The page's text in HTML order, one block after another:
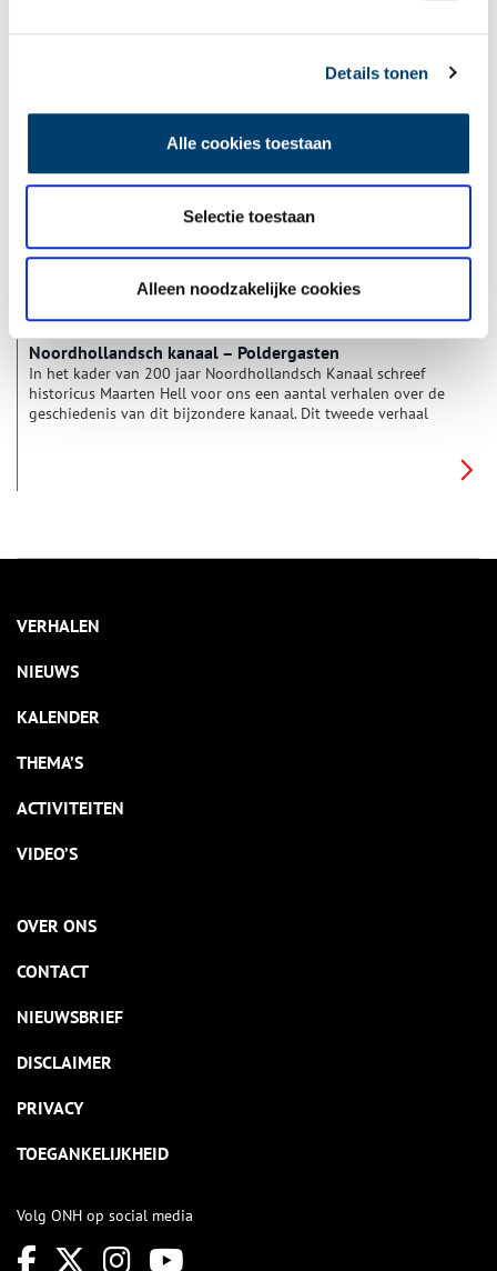
Details tonen
Alle cookies toestaan
Selectie toestaan
Alleen noodzakelijke cookies
In het kader van 200 jaar Noordhollandsch Kanaal schreef
geschiedenis van dit bijzondere kanaal. Dit derde verhaal gaat
de stad Alkmaar.
Noordhollandsch kanaal – Poldergasten
In het kader van 200 jaar Noordhollandsch Kanaal schreef
historicus Maarten Hell voor ons een aantal verhalen over de
geschiedenis van dit bijzondere kanaal. Dit tweede verhaal
VERHALEN
NIEUWS
KALENDER
THEMA’S
ACTIVITEITEN
VIDEO’S
OVER ONS
CONTACT
NIEUWSBRIEF
DISCLAIMER
PRIVACY
TOEGANKELIJKHEID
Volg ONH op social media